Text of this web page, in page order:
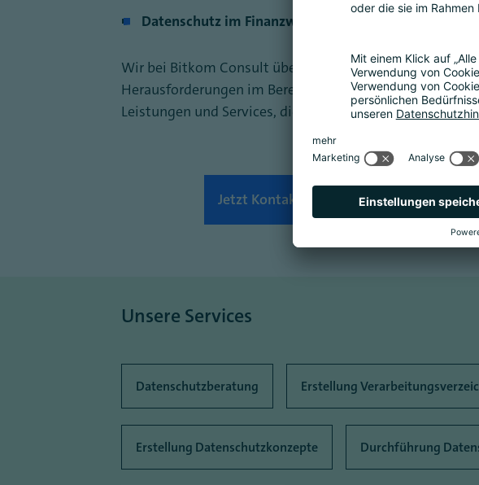
Datenschutz im Finanzwesen
Wir bei Bitkom Consult übernehmen für Sie und Ihr
Herausforderungen im Bereich Datenschutz. Unsere
Leistungen und Services, die Sie wie folgt finden.
Jetzt Kontakt aufnehmen Jetzt
Unsere Services
Datenschutzberatung Erstellung
Erstellung Datenschutzkonzepte Durchführung